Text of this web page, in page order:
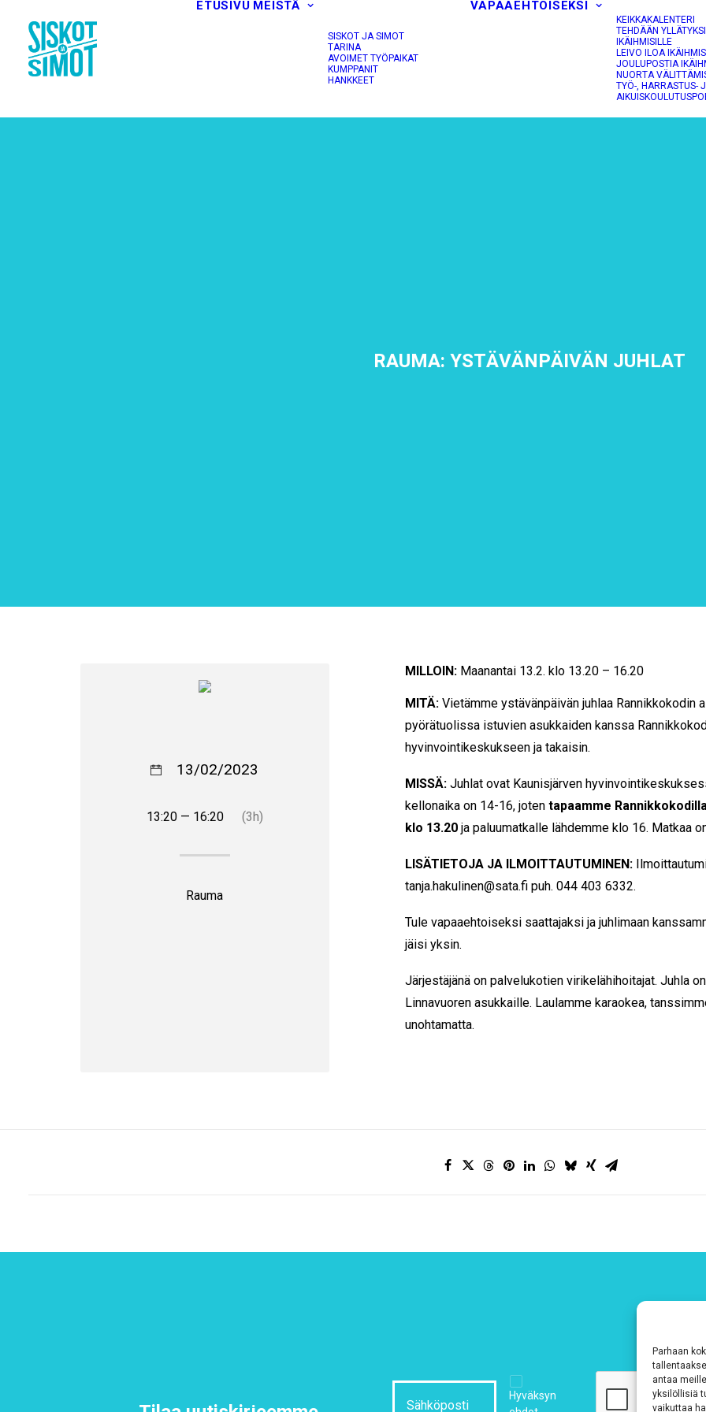
Parhaan
antaa
yksilöllisiä
vaikuttaa
ETUSIVU MEISTÄ
SISKOT JA SIMOT
TARINA
AVOIMET TYÖPAIKAT
KUMPPANIT
HANKKEET
VAPAAEHTOISEKSI
KEIKKAKALENTERI
TEHDÄÄN
IKÄIHMISILLE
LEIVO ILOA
JOULUPOSTIA
NUORTA
TYÖ-, HARRASTUS-
RAUMA: YSTÄVÄNPÄIVÄN JUHLAT
MILLOIN: Maanantai 13.2. klo 13.20 – 16.20
MITÄ: Vietämme ystävänpäivän juhlaa Rannikkokodin
pyörätuolissa istuvien asukkaiden kanssa
hyvinvointikeskukseen ja takaisin.
MISSÄ:Juhlat ovat Kaunisjärven
kellonaika on 14-16, jotentapaamme
klo 13.20 ja paluumatkalle lähdemme klo 16. Matkaa
LISÄTIETOJA JA ILMOITTAUTUMINEN:
tanja.hakulinen@sata.fi puh. 044 403 6332.
Tule vapaaehtoiseksi saattajaksi ja juhlimaan
jäisi yksin.
Järjestäjänä on palvelukotien virikelähihoitajat. Juhla
Linnavuoren asukkaille. Laulamme karaokea,
unohtamatta.
13/02/2023
13:20 — 16:20 (3h)
Rauma
Hyväksyn